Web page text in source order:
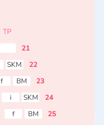
TP
21
SKM
22
f BM
23
i SKM
24
f BM
25